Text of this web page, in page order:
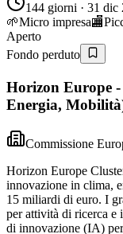
144 giorni · 31 dic
🌱Micro impresa🏬
Aperto
Fondo perduto
Horizon Europe
Energia,
Commissione
Horizon Europe
innovazione in clima,
15 miliardi di euro. I
per attività di ricerca
di innovazione (IA)